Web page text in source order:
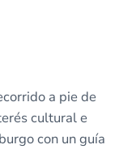
a pie de
cultural e
con un guía